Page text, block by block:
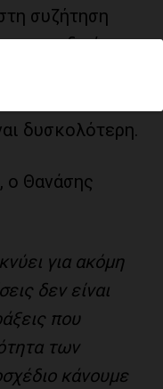
συζήτηση
με ιδιαίτερη
περιοχές
δυσκολότερη.
ο Θανάσης
για ακόμη
δεν είναι
που
των
κάνουμε